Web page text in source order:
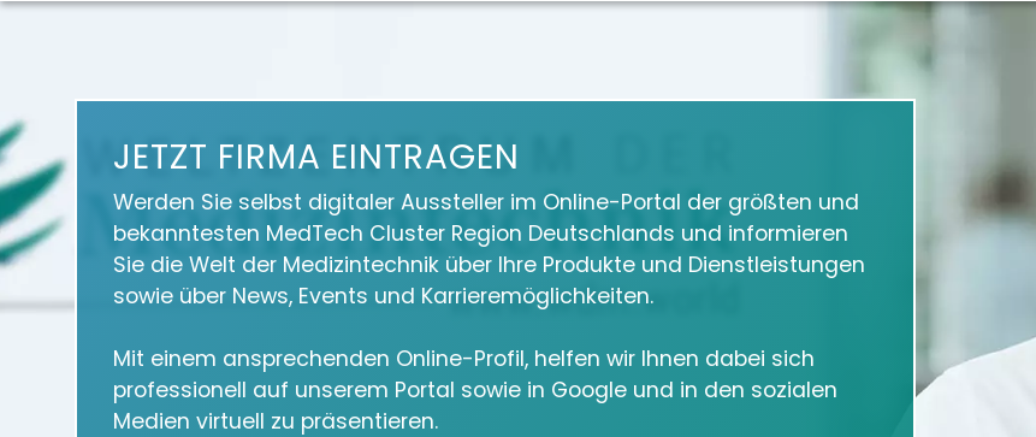
JETZT FIRMA EINTRAGEN
Werden Sie selbst digitaler Aussteller im Online-Portal der größten und
bekanntesten MedTech Cluster Region Deutschlands und informieren
Sie die Welt der Medizintechnik über Ihre Produkte und Dienstleistungen
sowie über News, Events und Karrieremöglichkeiten.
Mit einem ansprechenden Online-Profil, helfen wir Ihnen dabei sich
professionell auf unserem Portal sowie in Google und in den sozialen
Medien virtuell zu präsentieren.